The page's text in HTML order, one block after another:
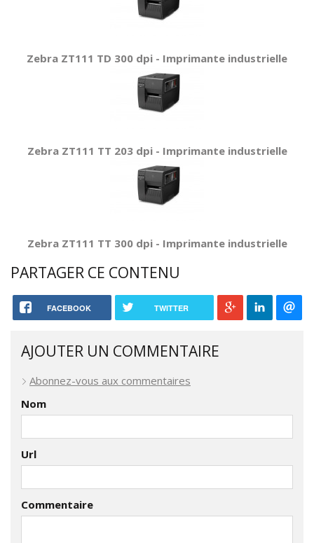
Zebra ZT111 TD 300 dpi - Imprimante industrielle
Zebra ZT111 TT 203 dpi - Imprimante industrielle
Zebra ZT111 TT 300 dpi - Imprimante industrielle
PARTAGER CE CONTENU
FACEBOOK TWITTER
AJOUTER UN COMMENTAIRE
Abonnez-vous aux commentaires
Nom
Url
Commentaire